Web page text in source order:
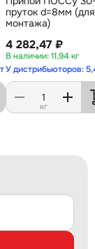
пруток d=8мм (для
монтажа)
4 282,47 ₽
11,94 кг
У дистрибьюторов:
кг